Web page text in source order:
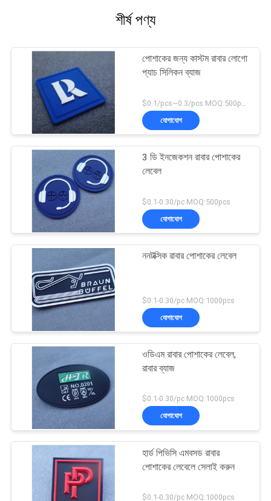
শীর্ষ পণ্য
পোশাকের জন্য কাস্টম রাবার লোগো
প্যাচ সিলিকন ব্যাজ
$0.1/pcs~0.3/pcs MOQ:500pcs
যোগাযোগ
3 ডি ইনজেকশন রাবার পোশাকের
লেবেল
$0.1-0.30/pc MOQ:500pcs
যোগাযোগ
ননটক্সিক রাবার পোশাকের লেবেল
$0.1-0.30/pc MOQ:1000pcs
যোগাযোগ
ওডিএম রাবার পোশাকের লেবেল,
রাবার ব্যাজ
$0.1-0.30/pc MOQ:1000pcs
যোগাযোগ
হার্ড পিভিসি এমবসড রাবার
পোশাকের লেবেলে সেলাই করুন
$0.1-0.30/pc MOQ:1000pcs